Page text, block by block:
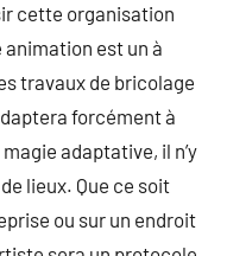
cette organisation
est un à
travaux de bricolage
forcément à
adaptative, il n’y
lieux. Que ce soit
ou sur un endroit